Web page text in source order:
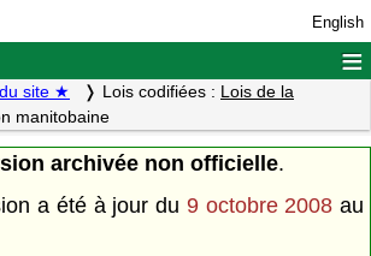
English
≡
site ★ Lois codifiées : Lois de la
manitobaine
archivée non officielle.
a été à jour du 9 octobre 2008 au